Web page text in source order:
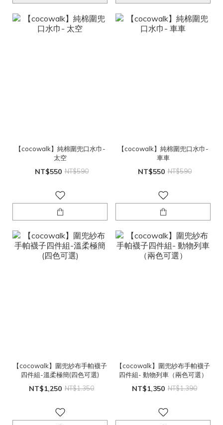
【cocowalk】純棉圍兜口水巾-
太空
NT$550 NT$590
【cocowalk】純棉圍兜口水巾-
車車
NT$550 NT$590
【cocowalk】圍兜紗布手帕襪子
四件組-溫柔極簡(四色可選)
NT$1,250 NT$1,350
【cocowalk】圍兜紗布手帕襪子
四件組- 動物列車（兩色可選）
NT$1,350 NT$1,390